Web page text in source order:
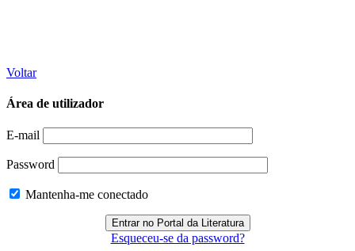
Voltar
Área de utilizador
E-mail
Password
Mantenha-me conectado
Esqueceu-se da password?